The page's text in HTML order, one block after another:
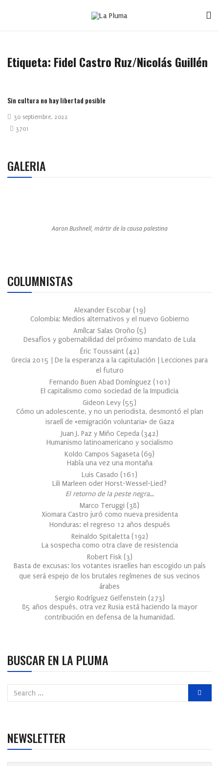
Etiqueta: Fidel Castro Ruz/Nicolás Guillén
Sin cultura no hay libertad posible
30 septiembre, 2022
3701
GALERIA
Aaron Bushnell, mártir de la causa palestina
COLUMNISTAS
Alexander Escobar (19)
Colombia: Medios alternativos y el nuevo Gobierno
Amílcar Salas Oroño (5)
Desafíos y gobernabilidad del próximo mandato de Lula
Éric Toussaint (42)
Grecia 2015 | De la esperanza a la capitulación | Lecciones para
el futuro
Fernando Buen Abad Domínguez (101 )
El capitalismo como sociedad de la Impudicia
Gideon Levy (55)
Cómo un adolescente, y no un periodista, desmontó el plan
israelí de «emigración voluntaria» de Gaza
Juan J. Paz y Miño Cepeda (342)
Humanismo latinoamericano y socialismo
Koldo Campos Sagaseta (69)
Había una vez una montaña
Luis Casado (161 )
Lili Marleen oder Horst-Wessel-Lied?
El retorno de la peste negra…
Marco Teruggi (38)
Xiomara Castro juró como nueva presidenta
Honduras: el regreso 12 años después
Reinaldo Spitaletta (192)
La sospecha como otra clave de resistencia
Robert Fisk (3)
Basta de excusas: los votantes israelíes han escogido un país
que será espejo de los brutales regímenes de sus vecinos
árabes
Sergio Rodríguez Gelfenstein (273)
85 años después, otra vez Rusia está haciendo la mayor
contribución en defensa de la humanidad.
BUSCAR EN LA PLUMA
NEWSLETTER